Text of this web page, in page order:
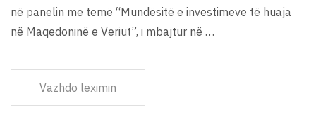
në panelin me temë “Mundësitë e investimeve të huaja
në Maqedoninë e Veriut”, i mbajtur në …
Vazhdo leximin